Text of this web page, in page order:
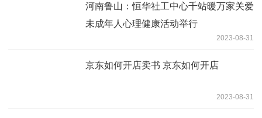
河南鲁山：恒华社工中心千站暖万家关爱
未成年人心理健康活动举行
2023-08-31
京东如何开店卖书 京东如何开店
2023-08-31